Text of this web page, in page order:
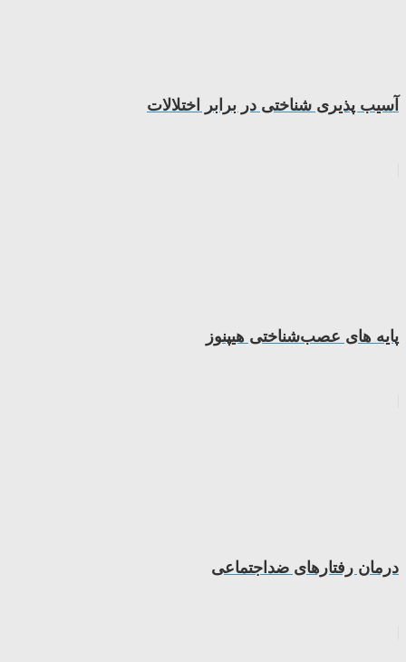
آسیب پذیری شناختی در برابر اختلالات
پایه ­های عصب‌شناختی هیپنوز
درمان رفتارهای ضداجتماعی